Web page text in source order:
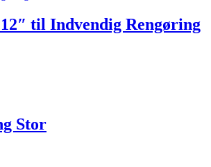
til Indvendig Rengøring
Stor